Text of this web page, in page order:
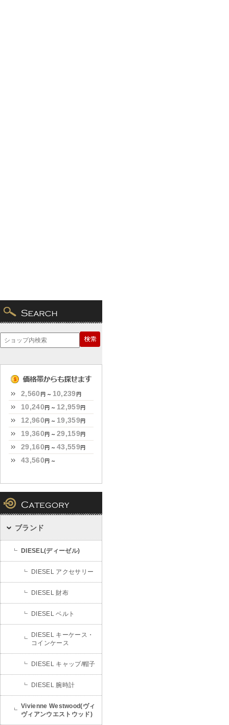
2,560 円 ～ 10,239 円
10,240 円 ～ 12,959円
12,960 円 ～ 19,359円
19,360 円 ～ 29,159円
29,160 円 ～ 43,559円
43,560 円 ～
ブランド
DIESEL(ディーゼル)
DIESEL アクセサリー
DIESEL 財布
DIESEL ベルト
DIESEL キーケース・
コインケース
DIESEL キャップ/帽子
DIESEL 腕時計
Vivienne Westwood(ヴィ
ヴィアンウエストウッド)